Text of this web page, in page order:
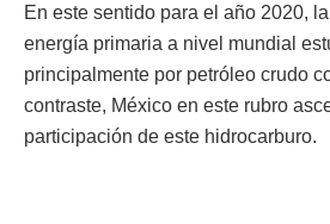
En este sentido para el año 2020,
energía primaria a nivel mundial
principalmente por petróleo crudo
contraste, México en este rubro
participación de este hidrocarburo.